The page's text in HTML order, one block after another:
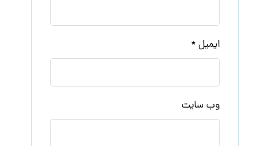
ایمیل *
وب‌ سایت